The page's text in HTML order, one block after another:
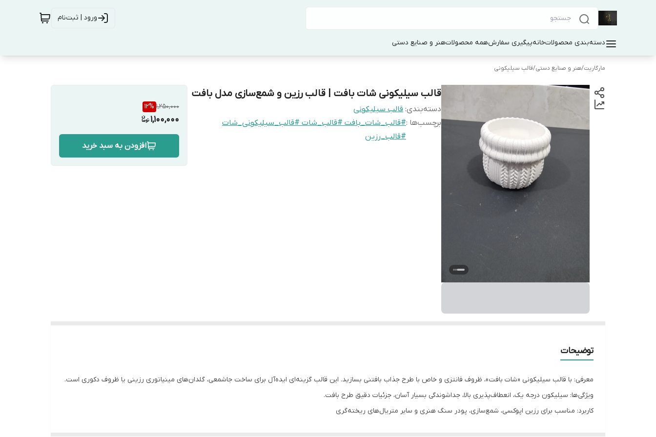
ورود | ثبت‌نام
دسته‌بندی محصولاتخانهپیگیری سفارشهمه محصولاتهنر و صنایع دستی
مارگاریت/هنر و صنایع دستی/قالب سیلیکونی
قالب سیلیکونی شات بافت | قالب رزین و شمع‌سازی مدل بافت
دسته‌بندی: قالب سیلیکونی
برچسب‌ها :#قالب_شات_بافت #قالب_شات #قالب_سیلیکونی_شات
#قالب_رزین
1,250,000
12%
1,100,000
افزودن به سبد خرید
توضیحات
معرفی: با قالب سیلیکونی «شات بافت»، ظروف فانتزی و خاص با طرح جذاب بافتنی بسازید. این قالب گزینه‌ای ایده‌آل برای ساخت جاشمعی، گلدان‌های مینیاتوری رزینی یا ظروف دکوری است.
ویژگی‌ها: سیلیکون درجه یک، انعطاف‌پذیری بالا، جداشوندگی بسیار آسان، جزئیات دقیق طرح بافت.
کاربرد: مناسب برای رزین اپوکسی، شمع‌سازی، پودر سنگ هنری و سایر متریال‌های ریخته‌گری